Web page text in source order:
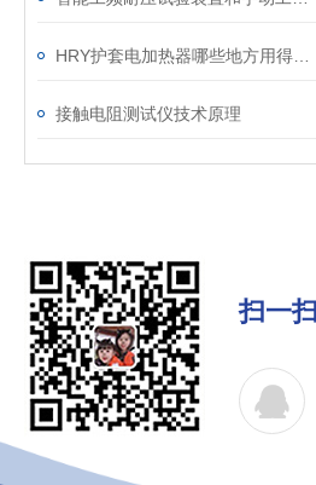
接触电阻测试仪技术原理
扫一